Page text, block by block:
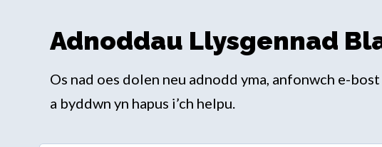
Adnoddau Llysgennad
Os nad oes dolen neu adnodd yma, anfonwch e-
a byddwn yn hapus i’ch helpu.